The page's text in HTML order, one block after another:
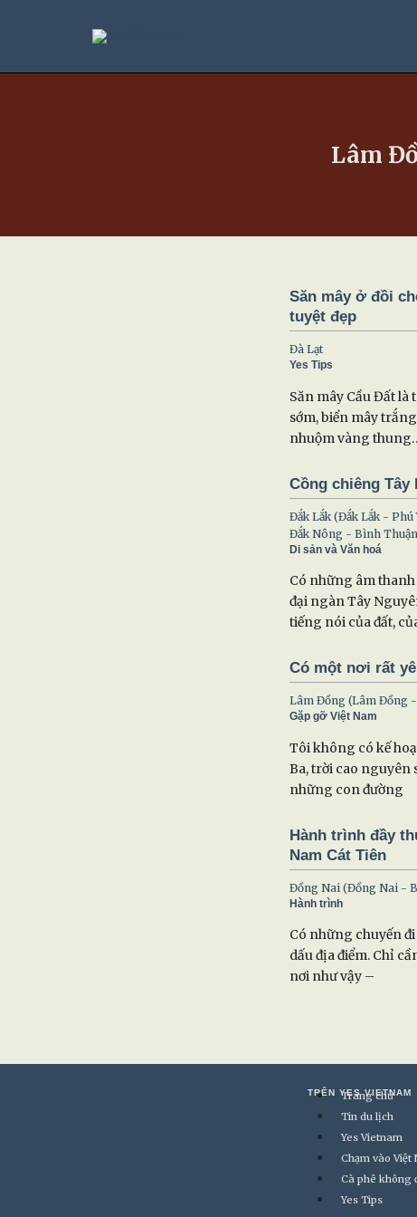
dung
Lâm
Săn mây ở đồi
tuyệt đẹp
Đà Lạt
Yes Tips
Săn mây Cầu Đất là
sớm, biển mây
nhuộm vàng
Cồng chiêng Tây
Đắk Lắk (Đắk Lắk - Phú
Đắk Nông - Bình
Di sản và Văn hoá
Có những âm
đại ngàn Tây
tiếng nói của đất,
Có một nơi rất
Lâm Đồng (Lâm Đồng
Gặp gỡ Việt Nam
Tôi không có kế
Ba, trời cao nguyên
những con đường
Hành trình đầy
Nam Cát Tiên
Đồng Nai (Đồng Nai -
Hành trình
Có những chuyến
dấu địa điểm. Chỉ
nơi như vậy –
TRÊN YES VIETNAM
Trang chủ
Tin du lịch
Yes Vietnam
Chạm vào Việt
Cà phê không
Yes Tips